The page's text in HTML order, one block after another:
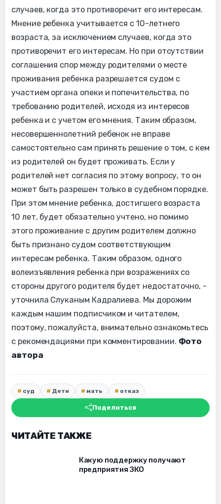
случаев, когда это противоречит его интересам.
Мнение ребенка учитывается с 10-летнего
возраста, за исключением случаев, когда это
противоречит его интересам. Но при отсутствии
соглашения спор между родителями о месте
проживания ребенка разрешается судом с
участием органа опеки и попечительства, по
требованию родителей, исходя из интересов
ребенка и с учетом его мнения. Таким образом,
несовершеннолетний ребенок не вправе
самостоятельно сам принять решение о том, с кем
из родителей он будет проживать. Если у
родителей нет согласия по этому вопросу, то он
может быть разрешен только в судебном порядке.
При этом мнение ребенка, достигшего возраста
10 лет, будет обязательно учтено, но помимо
этого проживание с другим родителем должно
быть признано судом соответствующим
интересам ребенка. Таким образом, одного
волеизъявления ребенка при возражениях со
стороны другого родителя будет недостаточно, -
уточнила Слуканым Кадралиева. Мы дорожим
каждым нашим подписчиком и читателем,
поэтому, пожалуйста, внимательно ознакомьтесь
с рекомендациями при комментировании. Фото
автора
суд Дети мать отказ
Поделиться
ЧИТАЙТЕ ТАКЖЕ
Какую поддержку получают
предприятия ЗКО